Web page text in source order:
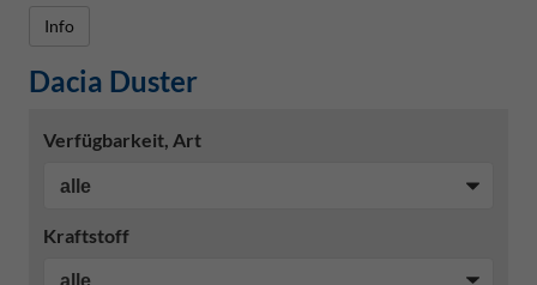
Info
Dacia Duster
Verfügbarkeit, Art
Kraftstoff